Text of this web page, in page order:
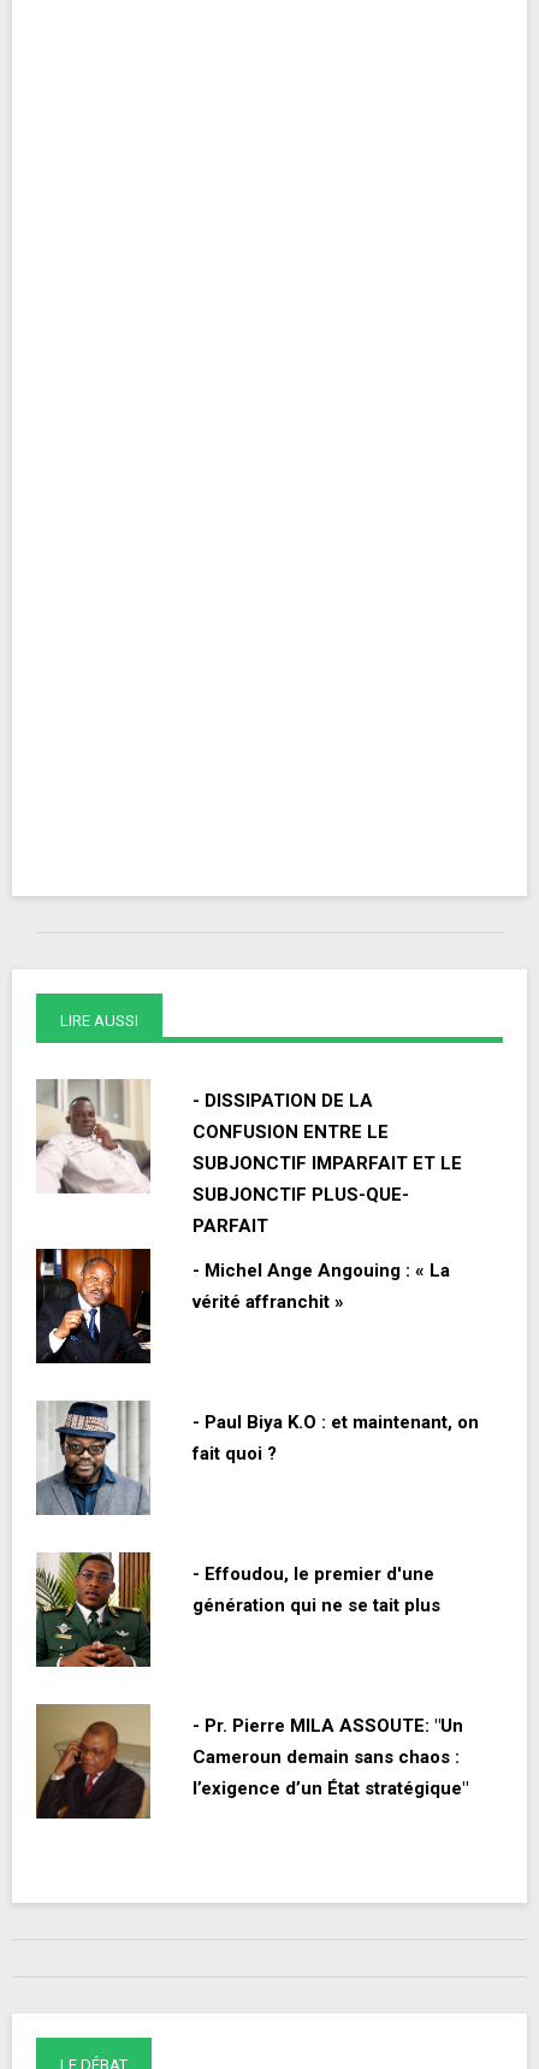
LIRE AUSSI
- DISSIPATION DE LA
CONFUSION ENTRE LE
SUBJONCTIF IMPARFAIT ET LE
SUBJONCTIF PLUS-QUE-
PARFAIT
- Michel Ange Angouing : « La
vérité affranchit »
- Paul Biya K.O : et maintenant, on
fait quoi ?
- Effoudou, le premier d'une
génération qui ne se tait plus
- Pr. Pierre MILA ASSOUTE: "Un
Cameroun demain sans chaos :
l’exigence d’un État stratégique"
LE DÉBAT